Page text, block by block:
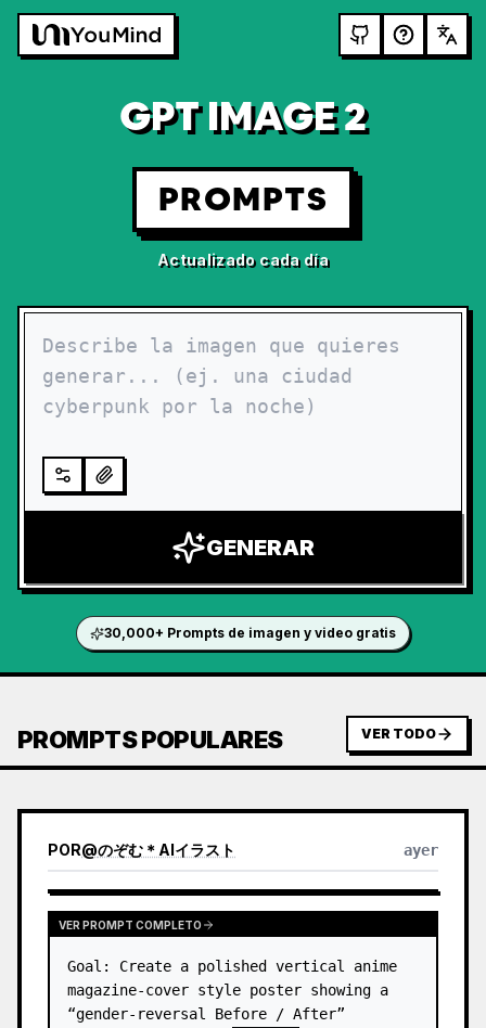
GPT IMAGE 2
PROMPTS
Actualizado cada día
GENERAR
30,000+ Prompts de imagen y video gratis
PROMPTS POPULARES VER TODO
POR@のぞむ＊AIイラスト ayer
VER PROMPT COMPLETO
Goal: Create a polished vertical anime
magazine-cover style poster showing a
“gender-reversal Before / After”